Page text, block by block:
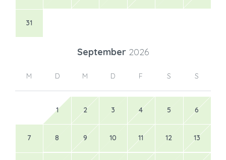
31
September 2026
M D M D F S S
1 2 3 4 5 6
7 8 9 10 11 12 13